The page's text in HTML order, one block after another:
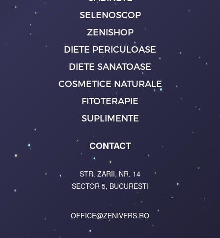
SELENOSCOP
ZENISHOP
DIETE PERICULOASE
DIETE SANATOASE
COSMETICE NATURALE
FITOTERAPIE
SUPLIMENTE
CONTACT
STR. ZARII, NR. 14
SECTOR 5, BUCURESTI
OFFICE@ZENIVERS.RO